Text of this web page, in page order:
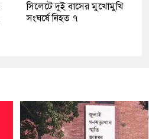
সিলেটে দুই বাসের মুখোমুখি
সংঘর্ষে নিহত ৭